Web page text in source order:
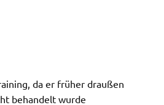
da er früher draußen
behandelt wurde